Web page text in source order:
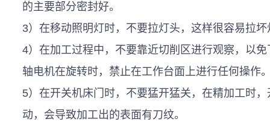
的主要部分密封好。
3）在移动照明灯时，不要拉灯头，这样很容易拉坏
4）在加工过程中，不要靠近切削区进行观察，以
轴电机在旋转时，禁止在工作台面上进行任何操作
5）在开关机床门时，不要猛开猛关，在精加工时
动，会导致加工出的表面有刀纹。